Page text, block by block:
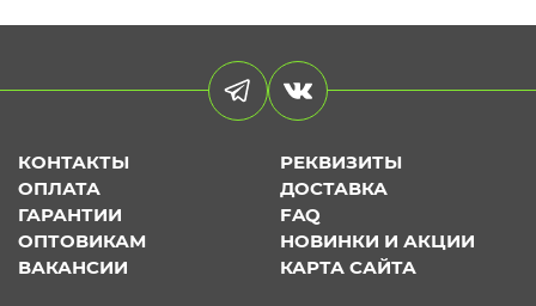
КОНТАКТЫ
РЕКВИЗИТЫ
ОПЛАТА
ДОСТАВКА
ГАРАНТИИ
FAQ
ОПТОВИКАМ
НОВИНКИ И АКЦИИ
ВАКАНСИИ
КАРТА САЙТА